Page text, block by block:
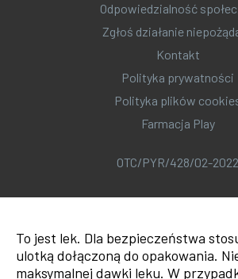
Odpowiedzialność
Zgłoś działanie
Kontakt
Polityka prywatności
Polityka plików
Farmacja Play
OTC/PYR/428/02-2022
To jest lek. Dla bezpieczeństwa
ulotką dołączoną do opakowania.
maksymalnej dawki leku. W